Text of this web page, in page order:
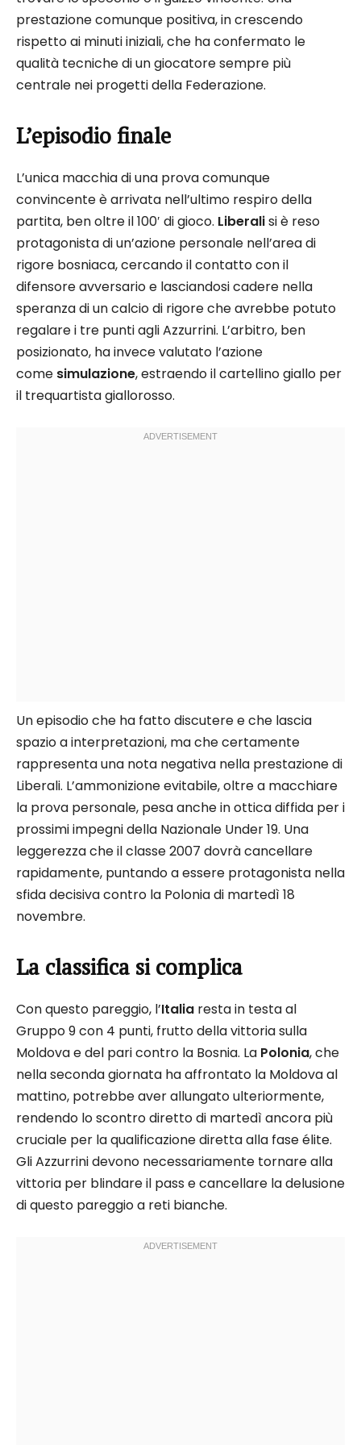
prestazione comunque positiva, in crescendo
rispetto ai minuti iniziali, che ha confermato le
qualità tecniche di un giocatore sempre più
centrale nei progetti della Federazione.
L’episodio finale
L’unica macchia di una prova comunque
convincente è arrivata nell’ultimo respiro della
partita, ben oltre il 100′ di gioco. Liberalisi è reso
protagonista di un’azione personale nell’area di
rigore bosniaca, cercando il contatto con il
difensore avversario e lasciandosi cadere nella
speranza di un calcio di rigore che avrebbe potuto
regalare i tre punti agli Azzurrini. L’arbitro, ben
posizionato, ha invece valutato l’azione
come simulazione, estraendo il cartellino giallo per
il trequartista giallorosso.
Un episodio che ha fatto discutere e che lascia
spazio a interpretazioni, ma che certamente
rappresenta una nota negativa nella prestazione di
Liberali. L’ammonizione evitabile, oltre a macchiare
la prova personale, pesa anche in ottica diffida per i
prossimi impegni della Nazionale Under 19. Una
leggerezza che il classe 2007 dovrà cancellare
rapidamente, puntando a essere protagonista nella
sfida decisiva contro la Polonia di martedì 18
novembre.
La classifica si complica
Con questo pareggio, l’Italia resta in testa al
Gruppo 9 con 4 punti, frutto della vittoria sulla
Moldova e del pari contro la Bosnia. La Polonia, che
nella seconda giornata ha affrontato la Moldova al
mattino, potrebbe aver allungato ulteriormente,
rendendo lo scontro diretto di martedì ancora più
cruciale per la qualificazione diretta alla fase élite.
Gli Azzurrini devono necessariamente tornare alla
vittoria per blindare il pass e cancellare la delusione
di questo pareggio a reti bianche.